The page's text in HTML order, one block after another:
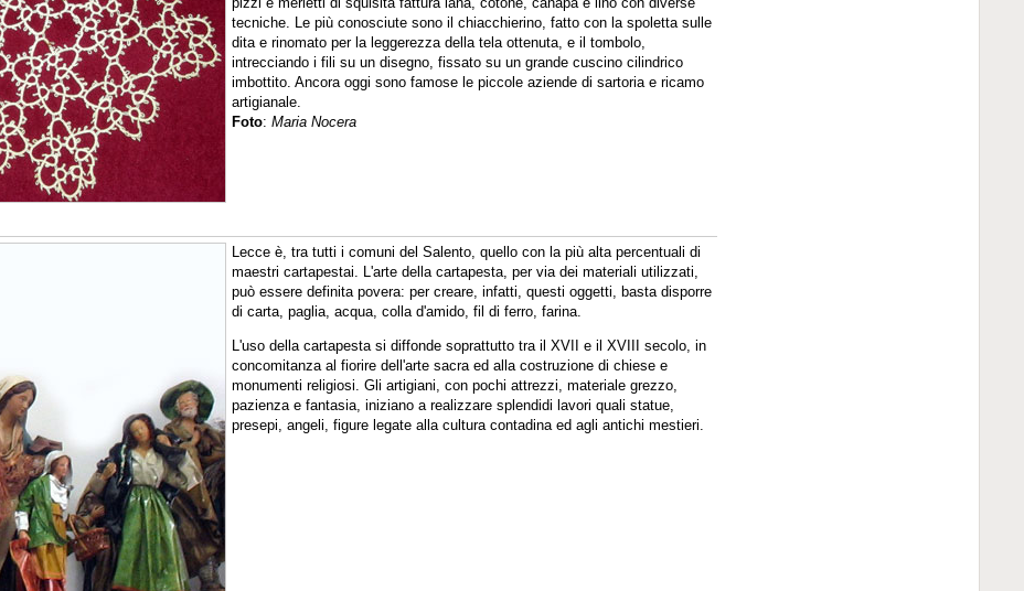
tecniche. Le più conosciute sono il chiacchierino, fatto con la spoletta sulle
dita e rinomato per la leggerezza della tela ottenuta, e il tombolo,
intrecciando i fili su un disegno, fissato su un grande cuscino cilindrico
imbottito. Ancora oggi sono famose le piccole aziende di sartoria e ricamo
artigianale.
Foto:Maria Nocera
Lecce è, tra tutti i comuni del Salento, quello con la più alta percentuali di
maestri cartapestai. L'arte della cartapesta, per via dei materiali utilizzati,
può essere definita povera: per creare, infatti, questi oggetti, basta disporre
di carta, paglia, acqua, colla d'amido, fil di ferro, farina.
L'uso della cartapesta si diffonde soprattutto tra il XVII e il XVIII secolo, in
concomitanza al fiorire dell'arte sacra ed alla costruzione di chiese e
monumenti religiosi. Gli artigiani, con pochi attrezzi, materiale grezzo,
pazienza e fantasia, iniziano a realizzare splendidi lavori quali statue,
presepi, angeli, figure legate alla cultura contadina ed agli antichi mestieri.